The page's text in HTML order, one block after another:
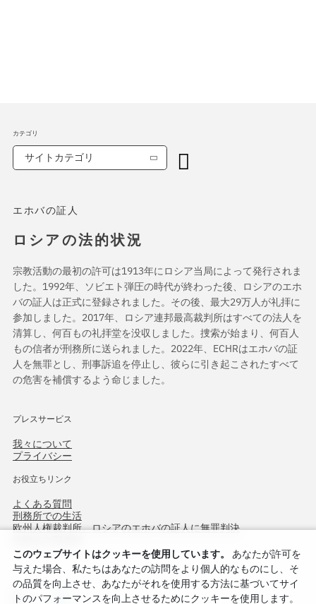
エホバの証人
ロシアの法的状況
宗教活動の最初の許可は1913年にロシア当局によって発行されま
した。1992年、ソビエト弾圧の時代が終わった後、ロシアのエホ
バの証人は正式に登録されました。その後、最大29万人が礼拝に
参加しました。2017年、ロシア連邦最高裁判所はすべての法人を
清算し、何百もの礼拝堂を没収しました。捜索が始まり、何百人
もの信者が刑務所に送られました。2022年、ECHRはエホバの証
人を無罪とし、刑事訴追を停止し、彼らに引き起こされたすべて
の危害を補償するよう命じました。
プレスサービス
我々について
プライバシー
お役立ちリンク
よくある質問
刑務所での生活
欧州人権裁判所、ロシアのエホバの証人に無罪判決
カテゴリ
サイトカテゴリ
このウェブサイトはクッキーを使用しています。
あなたが許可を
与えた場合、私たちはあなたの訪問をより個人的なものにし、そ
の品質を向上させ、あなたがそれを使用する方法に基づいてサイ
トのパフォーマンスを向上させるためにクッキーを使用します。